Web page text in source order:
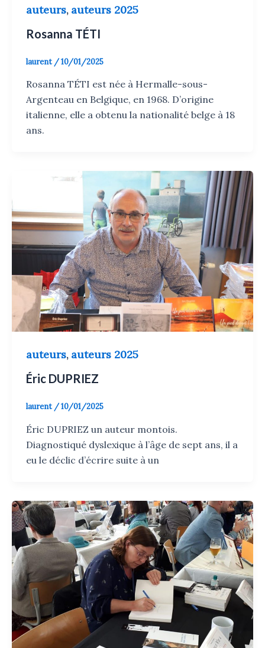
auteurs, auteurs 2025
Rosanna TÉTI
laurent /10/01/2025
Rosanna TÉTI est née à Hermalle-sous-
Argenteau en Belgique, en 1968. D’origine
italienne, elle a obtenu la nationalité belge à 18
ans.
auteurs, auteurs 2025
Éric DUPRIEZ
laurent /10/01/2025
Éric DUPRIEZ un auteur montois.
Diagnostiqué dyslexique à l’âge de sept ans, il a
eu le déclic d’écrire suite à un